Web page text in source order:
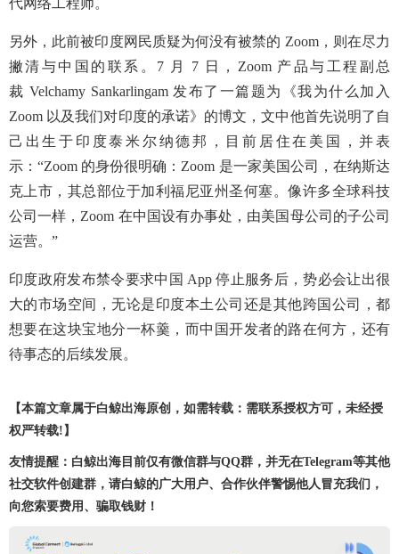
代网络工程师。
另外，此前被印度网民质疑为何没有被禁的 Zoom，则在尽力
撇清与中国的联系。7 月 7 日，Zoom 产品与工程副总
裁 Velchamy Sankarlingam 发布了一篇题为《我为什么加入
Zoom 以及我们对印度的承诺》的博文，文中他首先说明了自
己出生于印度泰米尔纳德邦，目前居住在美国，并表
示：“Zoom 的身份很明确：Zoom 是一家美国公司，在纳斯达
克上市，其总部位于加利福尼亚州圣何塞。像许多全球科技
公司一样，Zoom 在中国设有办事处，由美国母公司的子公司
运营。”
印度政府发布禁令要求中国 App 停止服务后，势必会让出很
大的市场空间，无论是印度本土公司还是其他跨国公司，都
想要在这块宝地分一杯羹，而中国开发者的路在何方，还有
待事态的后续发展。
【本篇文章属于白鲸出海原创，如需转载：需联系授权方可，未经授
权严转载!】
友情提醒：白鲸出海目前仅有微信群与QQ群，并无在Telegram等其他
社交软件创建群，请白鲸的广大用户、合作伙伴警惕他人冒充我们，
向您索要费用、骗取钱财！